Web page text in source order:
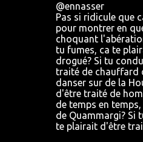
@ennasser
Pas si ridicule que
pour montrer en
choquant
tu fumes, ca te
drogué? Si tu
traité de chauffard
danser sur de la
d'être traité de
de temps en
de Quammargi? Si
te plairait d'être